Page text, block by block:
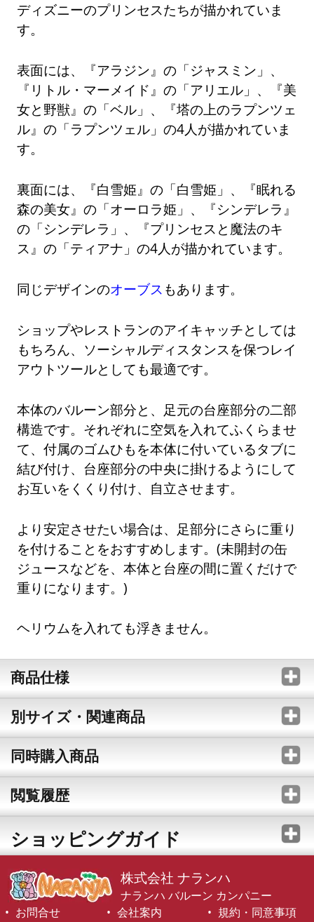
ディズニーのプリンセスたちが描かれていま
す。
表面には、『アラジン』の「ジャスミン」、
『リトル・マーメイド』の「アリエル」、『美
女と野獣』の「ベル」、『塔の上のラプンツェ
ル』の「ラプンツェル」の4人が描かれていま
す。
裏面には、『白雪姫』の「白雪姫」、『眠れる
森の美女』の「オーロラ姫」、『シンデレラ』
の「シンデレラ」、『プリンセスと魔法のキ
ス』の「ティアナ」の4人が描かれています。
同じデザインのオーブス もあります。
ショップやレストランのアイキャッチとしては
もちろん、ソーシャルディスタンスを保つレイ
アウトツールとしても最適です。
本体のバルーン部分と、足元の台座部分の二部
構造です。それぞれに空気を入れてふくらませ
て、付属のゴムひもを本体に付いているタブに
結び付け、台座部分の中央に掛けるようにして
お互いをくくり付け、自立させます。
より安定させたい場合は、足部分にさらに重り
を付けることをおすすめします。(未開封の缶
ジュースなどを、本体と台座の間に置くだけで
重りになります。)
ヘリウムを入れても浮きません。
商品仕様
別サイズ・関連商品
同時購入商品
閲覧履歴
ショッピングガイド
株式会社 ナランハ
ナランハ バルーン カンパニー
お問合せ
会社案内 規約・同意事項